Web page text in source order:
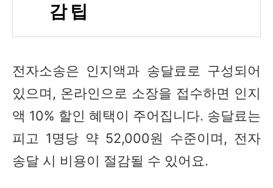
감 팁
전자소송은 인지액과 송달료로 구성되어
있으며, 온라인으로 소장을 접수하면 인지
액 10% 할인 혜택이 주어집니다. 송달료는
피고 1명당 약 52,000원 수준이며, 전자
송달 시 비용이 절감될 수 있어요.